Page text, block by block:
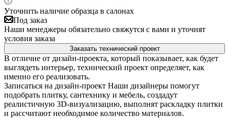
Уточнить наличие образца в салонах
Под заказ
Наши менеджеры обязательно свяжутся с вами и уточнят
условия заказа
Заказать технический проект
В отличие от дизайн-проекта, который показывает, как будет
выглядеть интерьер, технический проект определяет, как
именно его реализовать.
Записаться на дизайн-проект Наши дизайнеры помогут
подобрать плитку, сантехнику и мебель, создадут
реалистичную 3D-визуализацию, выполнят раскладку плитки
и рассчитают необходимое количество материалов.